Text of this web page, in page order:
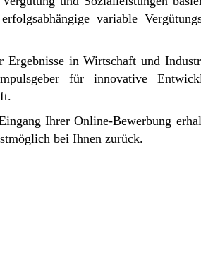
variable
Ergebnisse in Wirtschaft und
für innovative
Ihrer Online-Bewerbung
bei Ihnen zurück.